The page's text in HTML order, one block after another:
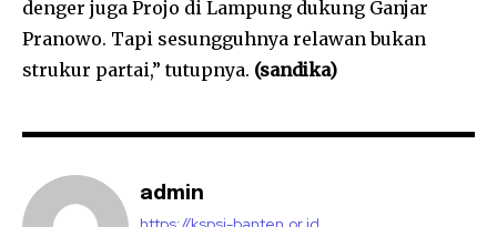
denger juga Projo di Lampung dukung Ganjar
Pranowo. Tapi sesungguhnya relawan bukan
strukur partai,” tutupnya. (sandika)
admin